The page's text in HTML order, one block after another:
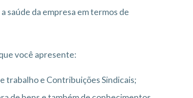
saúde da empresa em termos de
você apresente:
trabalho e Contribuições Sindicais;